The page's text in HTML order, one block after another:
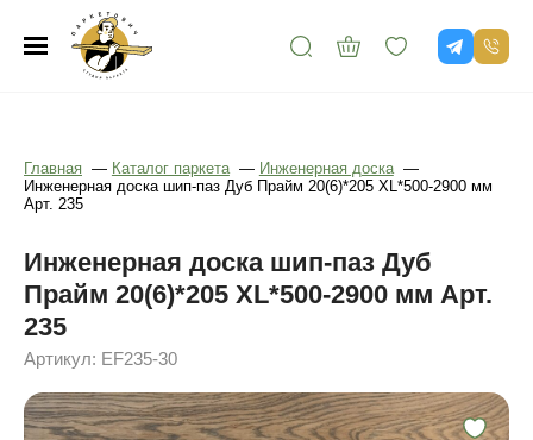
Главная — Каталог паркета — Инженерная доска —
Инженерная доска шип-паз Дуб Прайм 20(6)*205 XL*500-2900 мм
Арт. 235
Инженерная доска шип-паз Дуб
Прайм 20(6)*205 XL*500-2900 мм Арт.
235
Артикул: EF235-30